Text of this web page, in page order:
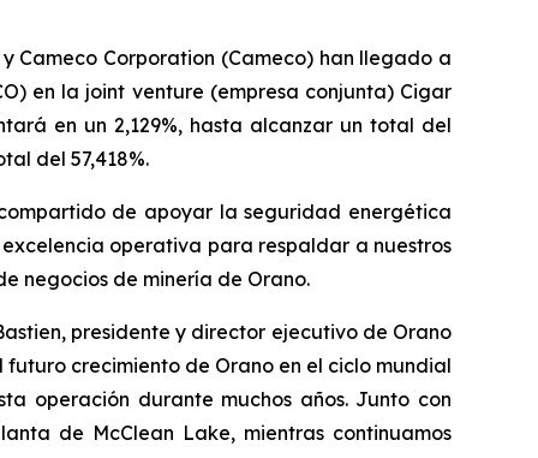
Cameco Corporation (Cameco) han llegado a
en la joint venture (empresa conjunta) Cigar
en un 2,129%, hasta alcanzar un total del
del 57,418%.
de apoyar la seguridad energética
operativa para respaldar a nuestros
negocios de minería de Orano.
presidente y director ejecutivo de Orano
crecimiento de Orano en el ciclo mundial
operación durante muchos años. Junto con
de McClean Lake, mientras continuamos